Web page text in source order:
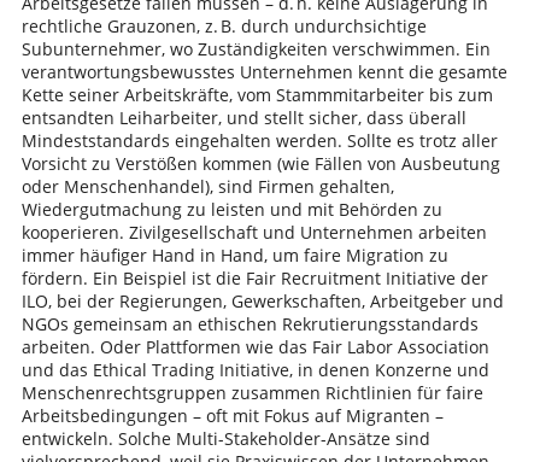
rechtliche Grauzonen, z. B. durch undurchsichtige
Subunternehmer, wo Zuständigkeiten verschwimmen. Ein
verantwortungsbewusstes Unternehmen kennt die gesamte
Kette seiner Arbeitskräfte, vom Stammmitarbeiter bis zum
entsandten Leiharbeiter, und stellt sicher, dass überall
Mindeststandards eingehalten werden. Sollte es trotz aller
Vorsicht zu Verstößen kommen (wie Fällen von Ausbeutung
oder Menschenhandel), sind Firmen gehalten,
Wiedergutmachung zu leisten und mit Behörden zu
kooperieren. Zivilgesellschaft und Unternehmen arbeiten
immer häufiger Hand in Hand, um faire Migration zu
fördern. Ein Beispiel ist die Fair Recruitment Initiative der
ILO, bei der Regierungen, Gewerkschaften, Arbeitgeber und
NGOs gemeinsam an ethischen Rekrutierungsstandards
arbeiten. Oder Plattformen wie das Fair Labor Association
und das Ethical Trading Initiative, in denen Konzerne und
Menschenrechtsgruppen zusammen Richtlinien für faire
Arbeitsbedingungen – oft mit Fokus auf Migranten –
entwickeln. Solche Multi-Stakeholder-Ansätze sind